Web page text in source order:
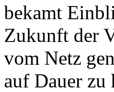
bekamt
Zukunft der
vom Netz
auf Dauer zu